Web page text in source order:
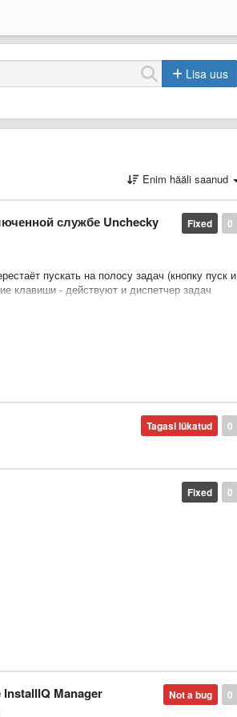
Lisa uus
Enim hääli saanud
0
Fixed
службе Unchecky
пускать на полосу задач (кнопку пуск и
клавиши - действуют и диспетчер задач
0
Tagasi lükatud
0
Fixed
0
Not a bug
Manager